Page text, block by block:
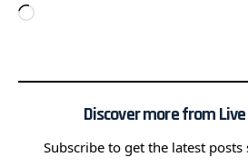
Discover more from
Subscribe to get the latest